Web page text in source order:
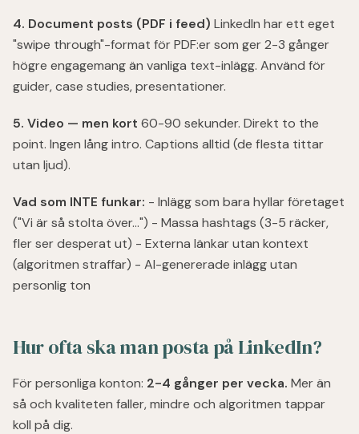
4. Document posts (PDF i feed) LinkedIn har ett eget
"swipe through"-format för PDF:er som ger 2-3 gånger
högre engagemang än vanliga text-inlägg. Använd för
guider, case studies, presentationer.
5. Video — men kort 60-90 sekunder. Direkt to the
point. Ingen lång intro. Captions alltid (de flesta tittar
utan ljud).
Vad som INTE funkar: - Inlägg som bara hyllar företaget
("Vi är så stolta över...") - Massa hashtags (3-5 räcker,
fler ser desperat ut) - Externa länkar utan kontext
(algoritmen straffar) - AI-genererade inlägg utan
personlig ton
Hur ofta ska man posta på LinkedIn?
För personliga konton: 2-4 gånger per vecka. Mer än
så och kvaliteten faller, mindre och algoritmen tappar
koll på dig.